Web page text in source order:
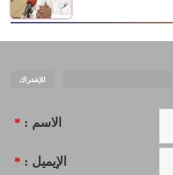
للإشتراك
الاسم : *
الإيميل : *